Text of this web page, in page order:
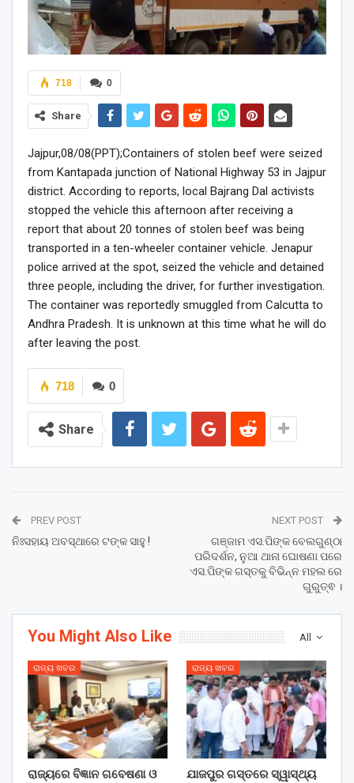
0
718
Share
Jajpur,08/08(PPT);Containers of stolen beef were seized
from Kantapada junction of National Highway 53 in Jajpur
district. According to reports, local Bajrang Dal activists
stopped the vehicle this afternoon after receiving a
report that about 20 tonnes of stolen beef was being
transported in a ten-wheeler container vehicle. Jenapur
police arrived at the spot, seized the vehicle and detained
three people, including the driver, for further investigation.
The container was reportedly smuggled from Calcutta to
Andhra Pradesh. It is unknown at this time what he will do
after leaving the post.
0
718
Share
PREV POST
ନିଃସହାୟ ଅବସ୍ଥାରେ ଟଙ୍କ ସାହୁ !
NEXT POST
ଗଞ୍ଜାମ ଏସ.ପିଙ୍କ ବେଲଗୁଣ୍ଠା
ପରିଦର୍ଶନ, ନୁଆ ଥାନା ଘୋଷଣା ପରେ
ଏସ.ପିଙ୍କ ଗସ୍ତକୁ ବିଭିନ୍ନ ମହଲ ରେ
ଗୁରୁତ୍ଵ ।
All
You Might Also Like
ରାଜ୍ୟ ଖବର
ରାଜ୍ୟରେ ବିଜ୍ଞାନ ଗବେଷଣା ଓ
ରାଜ୍ୟ ଖବର
ଯାଜପୁର ଗସ୍ତରେ ସ୍ୱାସ୍ଥ୍ୟ